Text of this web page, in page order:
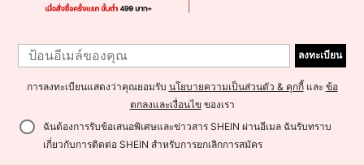
ลงทะเบียน
การลงทะเบียนแสดงว่าคุณยอมรับ นโยบายความเป็นส่วนตัว & คุกกี้และ ข้อ
ตกลงและเงื่อนไขของเรา
ฉันต้องการรับข้อเสนอพิเศษและข่าวสาร SHEIN ผ่านอีเมล ฉันรับทราบ
เกี่ยวกับการติดต่อ SHEIN สำหรับการยกเลิกการสมัคร